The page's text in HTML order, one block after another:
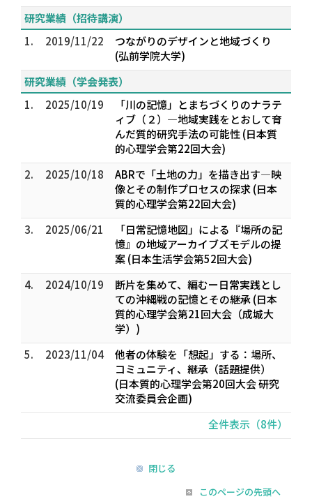
研究業績（招待講演）
1.
2019/11/22
つながりのデザインと地域づくり
(弘前学院大学)
研究業績（学会発表）
1.
2025/10/19
「川の記憶」とまちづくりのナラテ
ィブ（２）―地域実践をとおして育
んだ質的研究手法の可能性 (日本質
的心理学会第22回大会)
2.
2025/10/18
ABRで「土地の力」を描き出す―映
像とその制作プロセスの探求 (日本
質的心理学会第22回大会)
3.
2025/06/21
「⽇常記憶地図」による『場所の記
憶』の地域アーカイブズモデルの提
案 (日本生活学会第52回大会)
4.
2024/10/19
断片を集めて、編むー日常実践とし
ての沖縄戦の記憶とその継承 (日本
質的心理学会第21回大会（成城大
学）)
5.
2023/11/04
他者の体験を「想起」する：場所、
コミュニティ、継承（話題提供）
(日本質的心理学会第20回大会 研究
交流委員会企画)
全件表示（8件）
閉じる
このページの先頭へ